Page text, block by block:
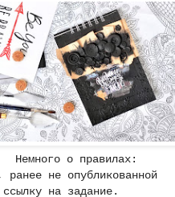
Немного о правилах:
не опубликованной
на задание.